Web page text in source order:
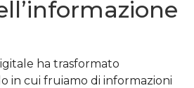
ha trasformato
in cui fruiamo di informazioni